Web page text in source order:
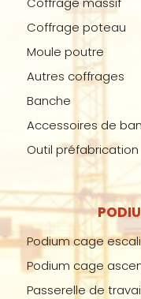
Coffrage poteau
Moule poutre
Autres coffrages
Banche
Accessoires de
Outil préfabrication
Podium cage
Podium cage
Passerelle de